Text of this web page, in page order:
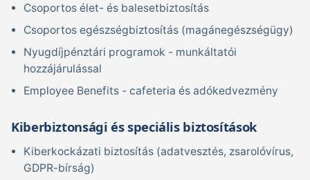
Csoportos élet- és balesetbiztosítás
Csoportos egészségbiztosítás (magánegészségügy)
Nyugdíjpénztári programok - munkáltatói
hozzájárulással
Employee Benefits - cafeteria és adókedvezmény
Kiberbiztonsági és speciális biztosítások
Kiberkockázati biztosítás (adatvesztés, zsarolóvírus,
GDPR-bírság)